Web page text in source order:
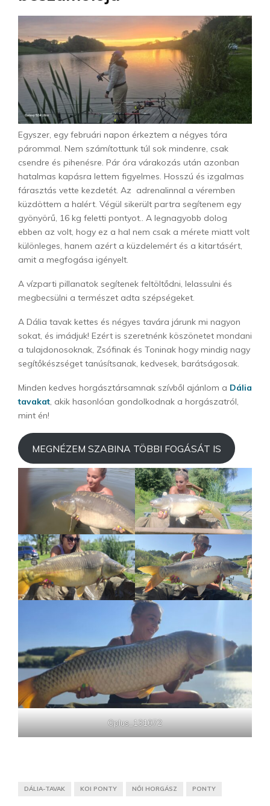
Egyszer, egy februári napon érkeztem a négyes tóra
párommal. Nem számítottunk túl sok mindenre, csak
csendre és pihenésre. Pár óra várakozás után azonban
hatalmas kapásra lettem figyelmes. Hosszú és izgalmas
fárasztás vette kezdetét. Az adrenalinnal a véremben
küzdöttem a halért. Végül sikerült partra segítenem egy
gyönyörű, 16 kg feletti pontyot.. A legnagyobb dolog
ebben az volt, hogy ez a hal nem csak a mérete miatt volt
különleges, hanem azért a küzdelemért és a kitartásért,
amit a megfogása igényelt.
A vízparti pillanatok segítenek feltöltődni, lelassulni és
megbecsülni a természet adta szépségeket.
A Dália tavak kettes és négyes tavára járunk mi nagyon
sokat, és imádjuk! Ezért is szeretnénk köszönetet mondani
a tulajdonosoknak, Zsófinak és Toninak hogy mindig nagy
segítőkészséget tanúsítsanak, kedvesek, barátságosak.
Minden kedves horgásztársamnak szívből ajánlom a Dália
tavakat, akik hasonlóan gondolkodnak a horgászatról,
mint én!
MEGNÉZEM SZABINA TÖBBI FOGÁSÁT IS
Oplus_131072
DÁLIA-TAVAK KOI PONTY NŐI HORGÁSZ PONTY